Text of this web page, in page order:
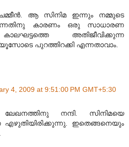
ആ സിനിമ ഇന്നും നമ്മുടെ
കാരണം ഒരു സാധാരണ
അതിജീവിക്കുന്ന
പുറത്തിറക്കി എന്നതാവാം.
4, 2009 at 9:51:00 PM GMT+5:30
നന്ദി. സിനിമയെ
എഴുതിയിരിക്കുന്നു. ഇതെങ്ങനെയും